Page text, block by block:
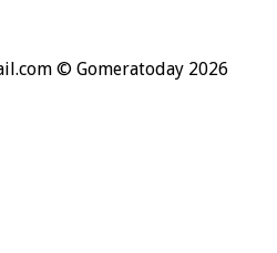
© Gomeratoday 2026